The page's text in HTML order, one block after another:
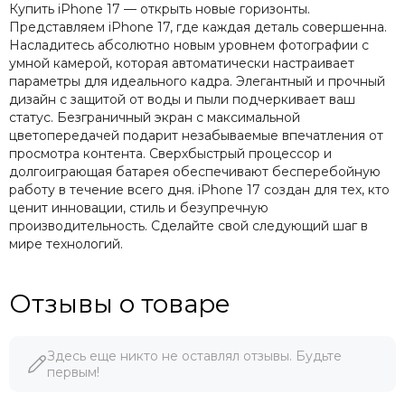
Купить iPhone 17 — открыть новые горизонты.
Представляем iPhone 17, где каждая деталь совершенна.
Насладитесь абсолютно новым уровнем фотографии с
умной камерой, которая автоматически настраивает
параметры для идеального кадра. Элегантный и прочный
дизайн с защитой от воды и пыли подчеркивает ваш
статус. Безграничный экран с максимальной
цветопередачей подарит незабываемые впечатления от
просмотра контента. Сверхбыстрый процессор и
долгоиграющая батарея обеспечивают бесперебойную
работу в течение всего дня. iPhone 17 создан для тех, кто
ценит инновации, стиль и безупречную
производительность. Сделайте свой следующий шаг в
мире технологий.
Отзывы о товаре
Здесь еще никто не оставлял отзывы. Будьте
первым!